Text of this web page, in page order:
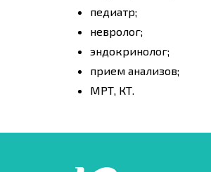
педиатр;
невролог;
эндокринолог;
прием анализов;
МРТ, КТ.